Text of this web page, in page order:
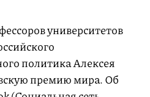
университетов
политика Алексея
премию мира. Об